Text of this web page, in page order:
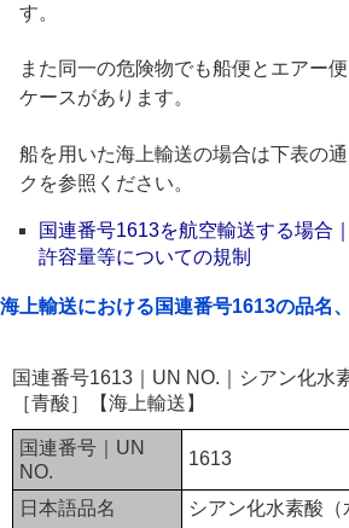
す。
また同一の危険物でも船便とエアー
ケースがあります。
船を用いた海上輸送の場合は下表の
クを参照ください。
国連番号1613を航空輸送する場合
許容量等についての規制
海上輸送における国連番号1613の品名
国連番号1613｜UN NO.｜シアン化水
［青酸］【海上輸送】
国連番号｜UN
NO.
1613
日本語品名 シアン化水素酸